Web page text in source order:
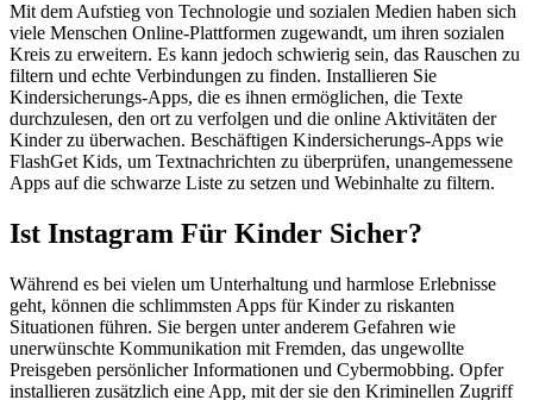
Mit dem Aufstieg von Technologie und sozialen Medien haben sich
viele Menschen Online-Plattformen zugewandt, um ihren sozialen
Kreis zu erweitern. Es kann jedoch schwierig sein, das Rauschen zu
filtern und echte Verbindungen zu finden. Installieren Sie
Kindersicherungs-Apps, die es ihnen ermöglichen, die Texte
durchzulesen, den ort zu verfolgen und die online Aktivitäten der
Kinder zu überwachen. Beschäftigen Kindersicherungs-Apps wie
FlashGet Kids, um Textnachrichten zu überprüfen, unangemessene
Apps auf die schwarze Liste zu setzen und Webinhalte zu filtern.
Ist Instagram Für Kinder Sicher?
Während es bei vielen um Unterhaltung und harmlose Erlebnisse
geht, können die schlimmsten Apps für Kinder zu riskanten
Situationen führen. Sie bergen unter anderem Gefahren wie
unerwünschte Kommunikation mit Fremden, das ungewollte
Preisgeben persönlicher Informationen und Cybermobbing. Opfer
installieren zusätzlich eine App, mit der sie den Kriminellen Zugriff